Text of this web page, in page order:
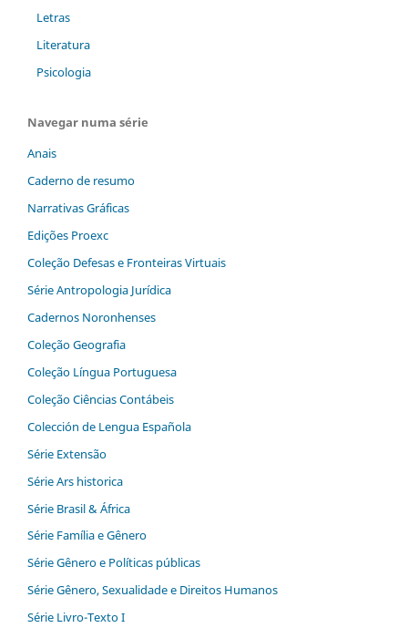
Letras
Literatura
Psicologia
Navegar numa série
Anais
Caderno de resumo
Narrativas Gráficas
Edições Proexc
Coleção Defesas e Fronteiras Virtuais
Série Antropologia Jurídica
Cadernos Noronhenses
Coleção Geografia
Coleção Língua Portuguesa
Coleção Ciências Contábeis
Colección de Lengua Española
Série Extensão
Série Ars historica
Série Brasil & África
Série Família e Gênero
Série Gênero e Políticas públicas
Série Gênero, Sexualidade e Direitos Humanos
Série Livro-Texto I